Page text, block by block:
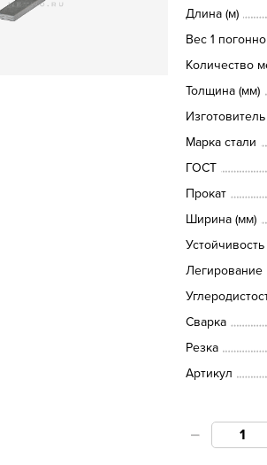
Длина (м)
Вес 1
Количество
Толщина (мм)
Изготовитель
Марка стали
ГОСТ
Прокат
Ширина (мм)
Легирование
Сварка
Резка
Артикул